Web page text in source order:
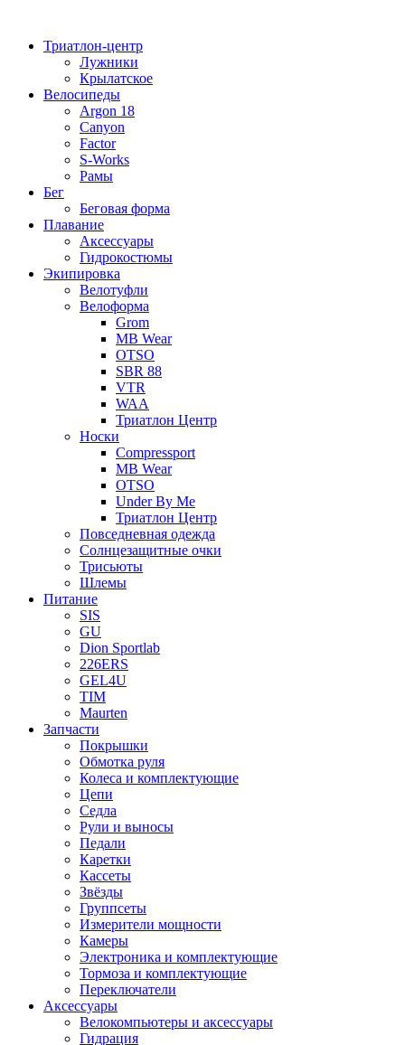
содержимому
Триатлон-центр
Лужники
Крылатское
Велосипеды
Argon 18
Canyon
Factor
S-Works
Рамы
Бег
Беговая форма
Плавание
Аксессуары
Гидрокостюмы
Экипировка
Велотуфли
Велоформа
Grom
MB Wear
OTSO
SBR 88
VTR
WAA
Триатлон Центр
Носки
Compressport
MB Wear
OTSO
Under By Me
Триатлон Центр
Повседневная одежда
Солнцезащитные очки
Трисьюты
Шлемы
Питание
SIS
GU
Dion Sportlab
226ERS
GEL4U
TIM
Maurten
Запчасти
Покрышки
Обмотка руля
Колеса и комплектующие
Цепи
Седла
Рули и выносы
Педали
Каретки
Кассеты
Звёзды
Группсеты
Измерители мощности
Камеры
Электроника и комплектующие
Тормоза и комплектующие
Переключатели
Аксессуары
Велокомпьютеры и аксессуары
Гидрация